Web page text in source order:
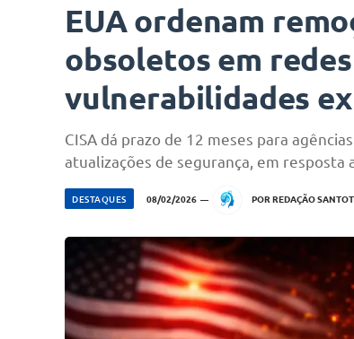
EUA ordenam
obsoletos em
vulnerabilidades
CISA dá prazo de 12 meses para
atualizações de segurança, em resposta
DESTAQUES 08/02/2026 POR REDAÇÃO